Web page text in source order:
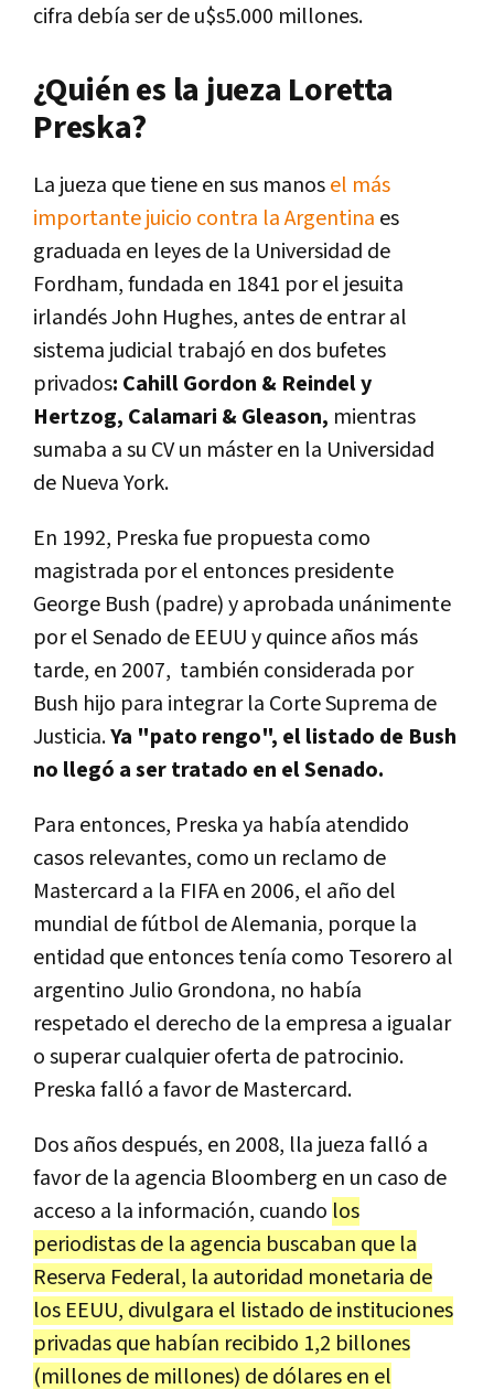
cifra debía ser de u$s5.000 millones.
¿Quién es la jueza Loretta
Preska?
La jueza que tiene en sus manosel más
importante juicio contra la Argentina es
graduada en leyes de la Universidad de
Fordham, fundada en 1841 por el jesuita
irlandés John Hughes, antes de entrar al
sistema judicial trabajó en dos bufetes
privados: Cahill Gordon & Reindel y
Hertzog, Calamari & Gleason, mientras
sumaba a su CV un máster en la Universidad
de Nueva York.
En 1992, Preska fue propuesta como
magistrada por el entonces presidente
George Bush (padre) y aprobada unánimente
por el Senado de EEUU y quince años más
tarde, en 2007, también considerada por
Bush hijo para integrar la Corte Suprema de
Justicia.Ya "pato rengo", el listado de Bush
no llegó a ser tratado en el Senado.
Para entonces, Preska ya había atendido
casos relevantes, como un reclamo de
Mastercard a la FIFA en 2006, el año del
mundial de fútbol de Alemania, porque la
entidad que entonces tenía como Tesorero al
argentino Julio Grondona, no había
respetado el derecho de la empresa a igualar
o superar cualquier oferta de patrocinio.
Preska falló a favor de Mastercard.
Dos años después, en 2008, lla jueza falló a
favor de la agencia Bloomberg en un caso de
acceso a la información, cuando los
periodistas de la agencia buscaban que la
Reserva Federal, la autoridad monetaria de
los EEUU, divulgara el listado de instituciones
privadas que habían recibido 1,2 billones
(millones de millones) de dólares en el